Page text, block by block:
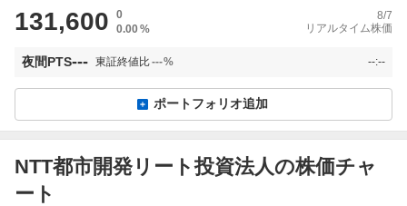
131,600
0
0.00%
8/7
リアルタイム株価
夜間PTS--- 東証終値比---% --:--
ポートフォリオ追加
NTT都市開発リート投資法人の株価チャ
ート